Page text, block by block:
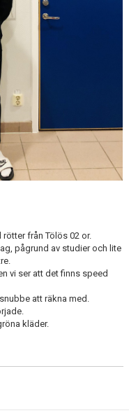
från Tölös 02 or.
pågrund av studier och lite
vi ser att det finns speed
att räkna med.
kläder.